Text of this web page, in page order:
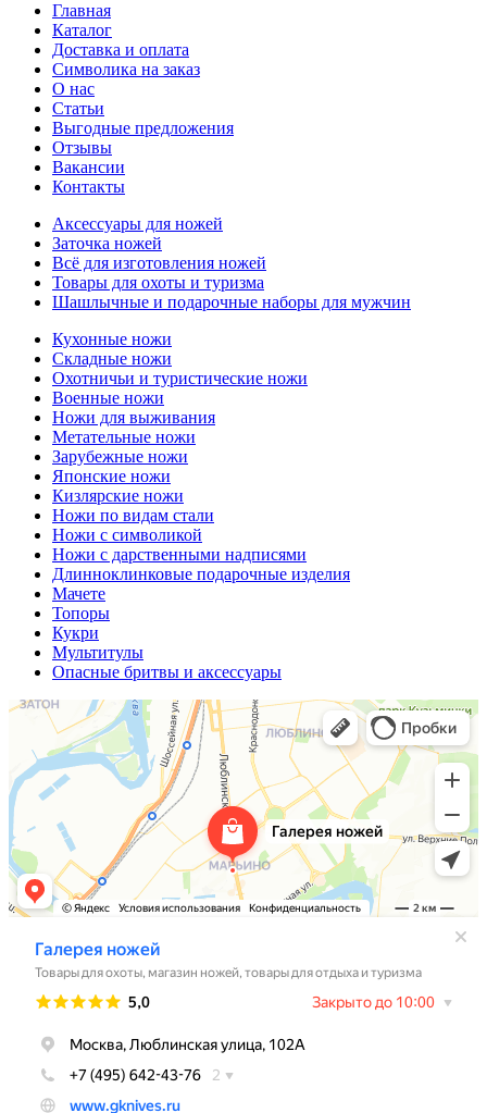
Главная
Каталог
Доставка и оплата
Символика на заказ
О нас
Статьи
Выгодные предложения
Отзывы
Вакансии
Контакты
Аксессуары для ножей
Заточка ножей
Всё для изготовления ножей
Товары для охоты и туризма
Шашлычные и подарочные наборы для мужчин
Кухонные ножи
Складные ножи
Охотничьи и туристические ножи
Военные ножи
Ножи для выживания
Метательные ножи
Зарубежные ножи
Японские ножи
Кизлярские ножи
Ножи по видам стали
Ножи с символикой
Ножи с дарственными надписями
Длинноклинковые подарочные изделия
Мачете
Топоры
Кукри
Мультитулы
Опасные бритвы и аксессуары